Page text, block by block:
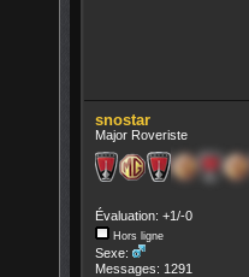
snostar
Major Roveriste
Évaluation: +1/-0
Hors ligne
Sexe:
Messages: 1291